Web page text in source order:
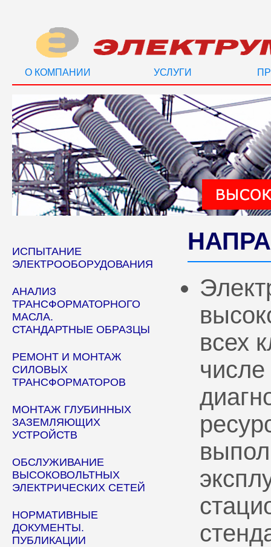
О КОМПАНИИ УСЛУГИ
ИСПЫТАНИЕ
ЭЛЕКТРООБОРУДОВАНИЯ
АНАЛИЗ
ТРАНСФОРМАТОРНОГО
МАСЛА.
СТАНДАРТНЫЕ ОБРАЗЦЫ
РЕМОНТ И МОНТАЖ
СИЛОВЫХ
ТРАНСФОРМАТОРОВ
МОНТАЖ ГЛУБИННЫХ
ЗАЗЕМЛЯЮЩИХ
УСТРОЙСТВ
ОБСЛУЖИВАНИЕ
ВЫСОКОВОЛЬТНЫХ
ЭЛЕКТРИЧЕСКИХ СЕТЕЙ
НОРМАТИВНЫЕ
ДОКУМЕНТЫ.
ПУБЛИКАЦИИ
всех